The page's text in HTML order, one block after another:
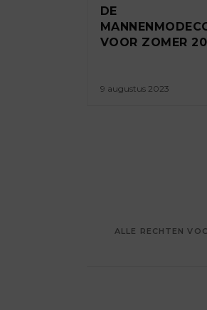
DE
VOOR ZOMER
9 augustus 2023
ALLE RECHTEN